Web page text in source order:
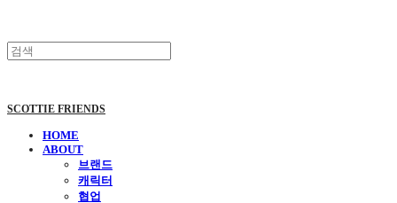
SCOTTIE FRIENDS
HOME
ABOUT
브랜드
캐릭터
협업